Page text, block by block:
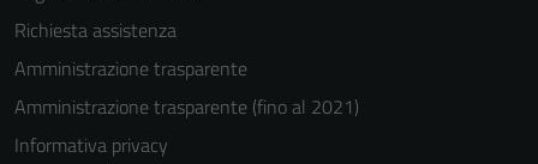
Richiesta assistenza
Amministrazione trasparente
Amministrazione trasparente (fino al 2021)
Informativa privacy